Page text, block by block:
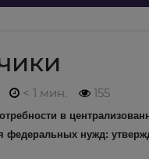
< 1 мин. 155
в
федеральных нужд: